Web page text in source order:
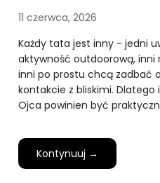
11 czerwca, 2026
Każdy tata jest inny - jedni
aktywność outdoorową, inni
inni po prostu chcą zadbać
kontakcie z bliskimi.
Ojca powinien być
Kontynuuj →